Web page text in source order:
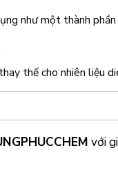
như một thành
thế cho nhiên liệu
với